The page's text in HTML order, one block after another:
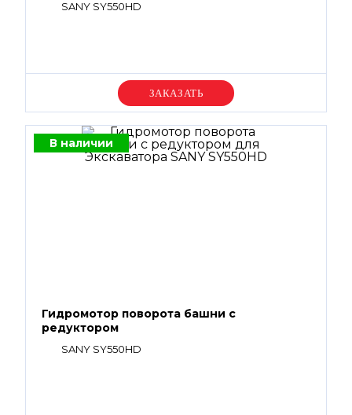
SANY SY550HD
Уточняйте цену
В наличии
Гидромотор поворота башни с
редуктором
SANY SY550HD